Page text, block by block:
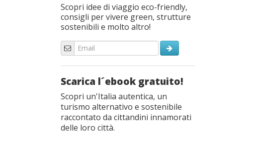
Scopri idee di viaggio eco-friendly,
consigli per vivere green, strutture
sostenibili e molto altro!
Scarica l´ebook gratuito!
Scopri un'Italia autentica, un
turismo alternativo e sostenibile
raccontato da cittandini innamorati
delle loro città.